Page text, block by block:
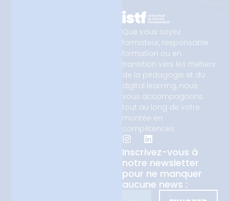
Que vous soyez
formateur, responsable
formation ou en
transition vers les métiers
de la pédagogie et du
digital learning, nous
vous accompagnons
tout au long de votre
montée en
compétences.
Inscrivez-vous à
notre newsletter
pour ne manquer
aucune news :